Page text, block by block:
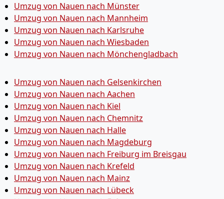
Umzug von Nauen nach Münster
Umzug von Nauen nach Mannheim
Umzug von Nauen nach Karlsruhe
Umzug von Nauen nach Wiesbaden
Umzug von Nauen nach Mönchen­gladbach
Umzug von Nauen nach Gelsenkirchen
Umzug von Nauen nach Aachen
Umzug von Nauen nach Kiel
Umzug von Nauen nach Chemnitz
Umzug von Nauen nach Halle
Umzug von Nauen nach Magdeburg
Umzug von Nauen nach Freiburg im Breisgau
Umzug von Nauen nach Krefeld
Umzug von Nauen nach Mainz
Umzug von Nauen nach Lübeck